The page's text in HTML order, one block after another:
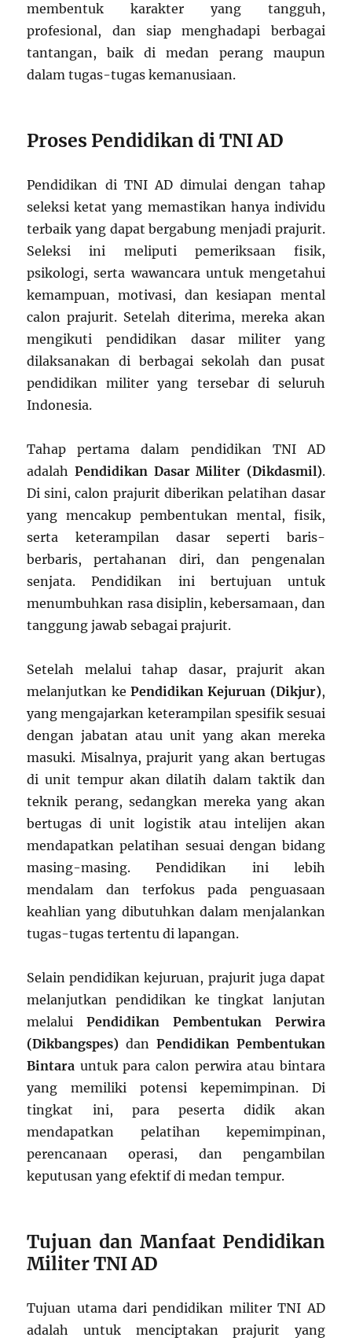
membentuk karakter yang tangguh,
profesional, dan siap menghadapi berbagai
tantangan, baik di medan perang maupun
dalam tugas-tugas kemanusiaan.
Proses Pendidikan di TNI AD
Pendidikan di TNI AD dimulai dengan tahap
seleksi ketat yang memastikan hanya individu
terbaik yang dapat bergabung menjadi prajurit.
Seleksi ini meliputi pemeriksaan fisik,
psikologi, serta wawancara untuk mengetahui
kemampuan, motivasi, dan kesiapan mental
calon prajurit. Setelah diterima, mereka akan
mengikuti pendidikan dasar militer yang
dilaksanakan di berbagai sekolah dan pusat
pendidikan militer yang tersebar di seluruh
Indonesia.
Tahap pertama dalam pendidikan TNI AD
adalah Pendidikan Dasar Militer (Dikdasmil).
Di sini, calon prajurit diberikan pelatihan dasar
yang mencakup pembentukan mental, fisik,
serta keterampilan dasar seperti baris-
berbaris, pertahanan diri, dan pengenalan
senjata. Pendidikan ini bertujuan untuk
menumbuhkan rasa disiplin, kebersamaan, dan
tanggung jawab sebagai prajurit.
Setelah melalui tahap dasar, prajurit akan
melanjutkan ke Pendidikan Kejuruan (Dikjur),
yang mengajarkan keterampilan spesifik sesuai
dengan jabatan atau unit yang akan mereka
masuki. Misalnya, prajurit yang akan bertugas
di unit tempur akan dilatih dalam taktik dan
teknik perang, sedangkan mereka yang akan
bertugas di unit logistik atau intelijen akan
mendapatkan pelatihan sesuai dengan bidang
masing-masing. Pendidikan ini lebih
mendalam dan terfokus pada penguasaan
keahlian yang dibutuhkan dalam menjalankan
tugas-tugas tertentu di lapangan.
Selain pendidikan kejuruan, prajurit juga dapat
melanjutkan pendidikan ke tingkat lanjutan
melaluiPendidikan Pembentukan Perwira
(Dikbangspes) dan Pendidikan Pembentukan
Bintara untuk para calon perwira atau bintara
yang memiliki potensi kepemimpinan. Di
tingkat ini, para peserta didik akan
mendapatkan pelatihan kepemimpinan,
perencanaan operasi, dan pengambilan
keputusan yang efektif di medan tempur.
Tujuan dan Manfaat Pendidikan
Militer TNI AD
Tujuan utama dari pendidikan militer TNI AD
adalah untuk menciptakan prajurit yang